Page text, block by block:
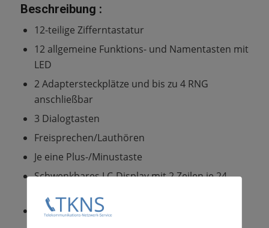
Beschreibung :
12-teilige Zifferntastatur
12 allgemeine Funktions- und Namentasten mit
LED
2 Adaptersteckplätze und bis zu 4 RNG
anschließbar
3 Dialogtasten
Freisprechen/Lauthören
Je eine Plus-/Minustaste
Schwenkbares LC-Display mit 2 Zeilen je 24
Abmessungen (B/H/T in mm): 216/100/253,